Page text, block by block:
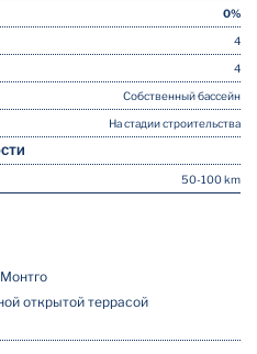
0%
4
4
Собственный бассейн
На стадии строительства
50-100 km
открытой террасой